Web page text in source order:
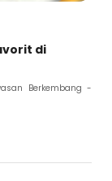
di
Berkembang -